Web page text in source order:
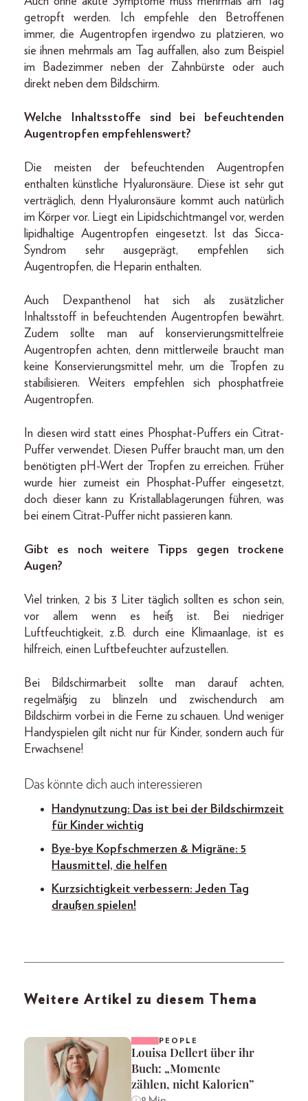
getropft werden. Ich empfehle den Betroffenen
immer, die Augentropfen irgendwo zu platzieren, wo
sie ihnen mehrmals am Tag auffallen, also zum Beispiel
im Badezimmer neben der Zahnbürste oder auch
direkt neben dem Bildschirm.
Welche Inhaltsstoffe sind bei befeuchtenden
Augentropfen empfehlenswert?
Die meisten der befeuchtenden Augentropfen
enthalten künstliche Hyaluronsäure. Diese ist sehr gut
verträglich, denn Hyaluronsäure kommt auch natürlich
im Körper vor. Liegt ein Lipidschichtmangel vor, werden
lipidhaltige Augentropfen eingesetzt. Ist das Sicca-
Syndrom sehr ausgeprägt, empfehlen sich
Augentropfen, die Heparin enthalten.
Auch Dexpanthenol hat sich als zusätzlicher
Inhaltsstoff in befeuchtenden Augentropfen bewährt.
Zudem sollte man auf konservierungsmittelfreie
Augentropfen achten, denn mittlerweile braucht man
keine Konservierungsmittel mehr, um die Tropfen zu
stabilisieren. Weiters empfehlen sich phosphatfreie
Augentropfen.
In diesen wird statt eines Phosphat-Puffers ein Citrat-
Puffer verwendet. Diesen Puffer braucht man, um den
benötigten pH-Wert der Tropfen zu erreichen. Früher
wurde hier zumeist ein Phosphat-Puffer eingesetzt,
doch dieser kann zu Kristallablagerungen führen, was
bei einem Citrat-Puffer nicht passieren kann.
Gibt es noch weitere Tipps gegen trockene
Augen?
Viel trinken, 2 bis 3 Liter täglich sollten es schon sein,
vor allem wenn es heiß ist. Bei niedriger
Luftfeuchtigkeit, z.B. durch eine Klimaanlage, ist es
hilfreich, einen Luftbefeuchter aufzustellen.
Bei Bildschirmarbeit sollte man darauf achten,
regelmäßig zu blinzeln und zwischendurch am
Bildschirm vorbei in die Ferne zu schauen. Und weniger
Handyspielen gilt nicht nur für Kinder, sondern auch für
Erwachsene!
Das könnte dich auch interessieren
Handynutzung: Das ist bei der Bildschirmzeit
für Kinder wichtig
Bye-bye Kopfschmerzen & Migräne: 5
Hausmittel, die helfen
Kurzsichtigkeit verbessern: Jeden Tag
draußen spielen!
Weitere Artikel zu diesem Thema
PEOPLE
Louisa Dellert über ihr
Buch: „Momente
zählen, nicht Kalorien”